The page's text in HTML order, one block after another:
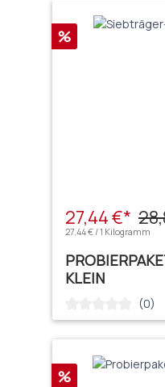
Rabatt
%
27,44 €*
27,44 € / 1 Kilogramm
KLEIN
Durchschnittliche
(0)
Rabatt
%